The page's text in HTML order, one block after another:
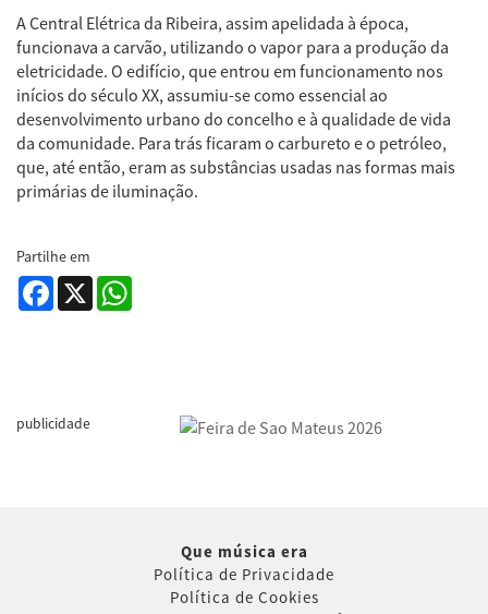
A Central Elétrica da Ribeira, assim apelidada à época,
funcionava a carvão, utilizando o vapor para a produção da
eletricidade. O edifício, que entrou em funcionamento nos
inícios do século XX, assumiu-se como essencial ao
desenvolvimento urbano do concelho e à qualidade de vida
da comunidade. Para trás ficaram o carbureto e o petróleo,
que, até então, eram as substâncias usadas nas formas mais
primárias de iluminação.
Partilhe em
Facebook
X
publicidade
Que música era
Política de Privacidade
Política de Cookies